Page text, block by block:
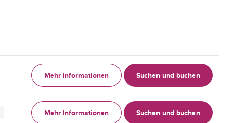
Mehr Informationen Suchen und buchen
Mehr Informationen Suchen und buchen